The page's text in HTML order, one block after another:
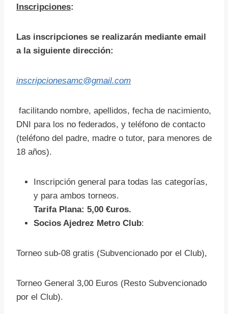
Inscripciones:
Las inscripciones se realizarán mediante email
a la siguiente dirección:
inscripcionesamc@gmail.com
facilitando nombre, apellidos, fecha de nacimiento,
DNI para los no federados, y teléfono de contacto
(teléfono del padre, madre o tutor, para menores de
18 años).
Inscripción general para todas las categorías,
y para ambos torneos.
Tarifa Plana: 5,00 €uros.
Socios Ajedrez Metro Club:
Torneo sub-08 gratis (Subvencionado por el Club),
Torneo General 3,00 Euros (Resto Subvencionado
por el Club).